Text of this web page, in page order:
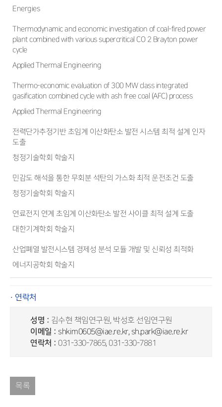
Energies
Thermodynamic and economic investigation of coal-fired power
plant combined with various supercritical CO 2 Brayton power
cycle
Applied Thermal Engineering
Thermo-economic evaluation of 300 MW class integrated
gasification combined cycle with ash free coal (AFC) process
Applied Thermal Engineering
전력단가추정기반 초임계 이산화탄소 발전 시스템 최적 설계 인자
도출
청정기술학회 학술지
민감도 해석을 통한 무회분 석탄의 가스화 최적 운전조건 도출
청정기술학회 학술지
연료전지 연계 초임계 이산화탄소 발전 사이클 최적 설계 도출
대한기계학회 학술지
산업폐열 발전시스템 경제성 분석 모듈 개발 및 신뢰성 최적화
에너지공학회 학술지
· 연락처
성명 : 김수현 책임연구원, 박성호 선임연구원
이메일 : shkim0605@iae.re.kr, sh.park@iae.re.kr
연락처 : 031-330-7865, 031-330-7881
목록